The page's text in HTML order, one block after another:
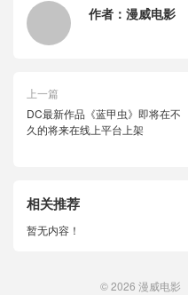
作者： 漫威电影
上一篇
DC最新作品《蓝甲虫》即将在不
久的将来在线上平台上架
相关推荐
暂无内容！
© 2026 漫威电影